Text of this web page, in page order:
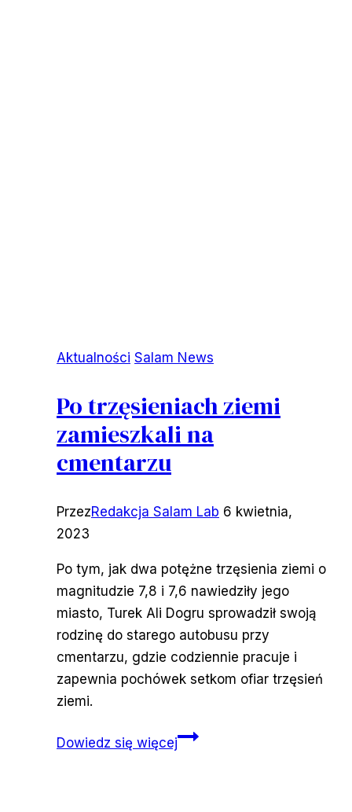
Aktualności Salam News
Po trzęsieniach ziemi
zamieszkali na
cmentarzu
PrzezRedakcja Salam Lab 6 kwietnia,
2023
Po tym, jak dwa potężne trzęsienia ziemi o
magnitudzie 7,8 i 7,6 nawiedziły jego
miasto, Turek Ali Dogru sprowadził swoją
rodzinę do starego autobusu przy
cmentarzu, gdzie codziennie pracuje i
zapewnia pochówek setkom ofiar trzęsień
ziemi.
Dowiedz się więcejPo